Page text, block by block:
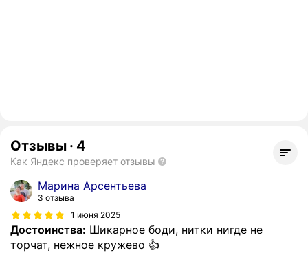
Отзывы · 4
Как Яндекс проверяет отзывы
Марина Арсентьева
3 отзыва
1 июня 2025
Достоинства: Шикарное боди, нитки нигде не
торчат, нежное кружево 👍